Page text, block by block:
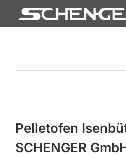
Inhalt
HÄNDLERSUCHE
UNTERNEHMEN
Pelletofen
SCHENGER